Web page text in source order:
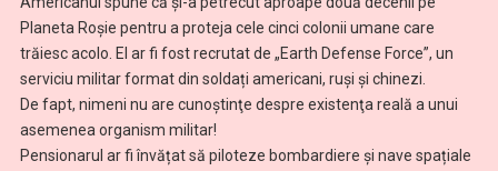
Planeta Roşie pentru a proteja cele cinci colonii umane care
trăiesc acolo. El ar fi fost recrutat de „Earth Defense Force”, un
serviciu militar format din soldați americani, ruși și chinezi.
De fapt, nimeni nu are cunoştinţe despre existenţa reală a unui
asemenea organism militar!
Pensionarul ar fi învățat să piloteze bombardiere și nave spațiale